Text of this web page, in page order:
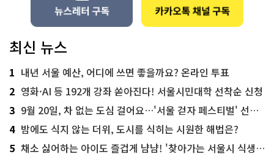
최신 뉴스
1 내년 서울 예산, 어디에 쓰면 좋을까요? 온라인 투표
2 영화·AI 등 192개 강좌 쏟아진다! 서울시민대학 선착순 신청
3 9월 20일, 차 없는 도심 걸어요…'서울 걷자 페스티벌' 선착순 5천명
4 밤에도 식지 않는 더위, 도시를 식히는 시원한 해법은?
5 채소 싫어하는 아이도 즐겁게 냠냠! '찾아가는 서울시 식생활 교육' 현장